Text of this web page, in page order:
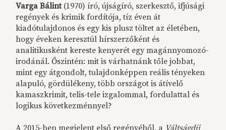
Varga Bálint(1970) író, újságíró, szerkesztő, ifjúsági
regények és krimik fordítója, tíz éven át
kiadótulajdonos és egy kis plusz töltet az életében,
hogy éveken keresztül hírszerzőként és
analitikusként kereste kenyerét egy magánnyomozó-
irodánál. Őszintén: mit is várhatnánk tőle jobbat,
mint egy átgondolt, tulajdonképpen reális tényeken
alapuló, gördülékeny, több országot is átívelő
kamaszkrimit, telis-tele izgalommal, fordulattal és
logikus következménnyel?
A 2015-ben megjelent első regényéből, a Váltságdíj